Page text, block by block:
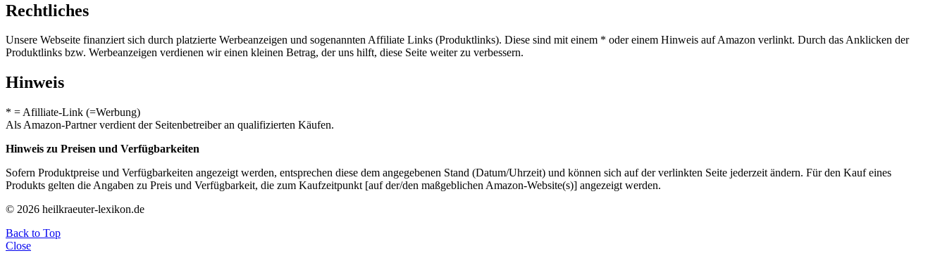
Rechtliches
Unsere Webseite finanziert sich durch platzierte Werbeanzeigen und sogenannten Affiliate Links (Produktlinks). Diese sind mit einem * oder einem Hinweis auf Amazon verlinkt. Durch das Anklicken der
Produktlinks bzw. Werbeanzeigen verdienen wir einen kleinen Betrag, der uns hilft, diese Seite weiter zu verbessern.
Hinweis
* = Afilliate-Link (=Werbung)
Als Amazon-Partner verdient der Seitenbetreiber an qualifizierten Käufen.
Hinweis zu Preisen und Verfügbarkeiten
Sofern Produktpreise und Verfügbarkeiten angezeigt werden, entsprechen diese dem angegebenen Stand (Datum/Uhrzeit) und können sich auf der verlinkten Seite jederzeit ändern. Für den Kauf eines
Produkts gelten die Angaben zu Preis und Verfügbarkeit, die zum Kaufzeitpunkt [auf der/den maßgeblichen Amazon-Website(s)] angezeigt werden.
© 2026 heilkraeuter-lexikon.de
Back to Top
Close